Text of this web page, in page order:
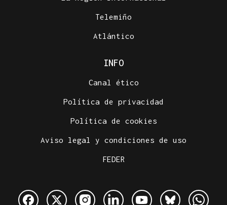
Telemiño
Atlántico
INFO
Canal ético
Política de privacidad
Política de cookies
Aviso legal y condiciones de uso
FEDER